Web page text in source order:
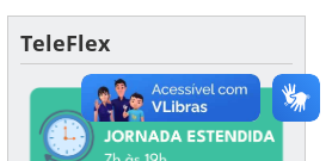
TeleFlex